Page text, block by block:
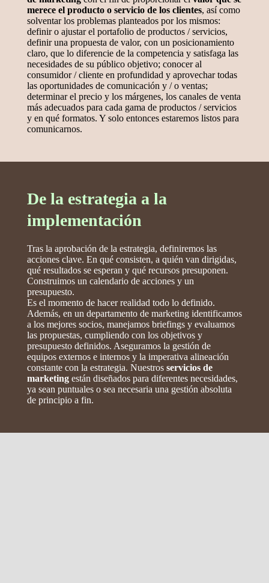
merece el producto o servicio de los clientes, así como
solventar los problemas planteados por los mismos:
definir o ajustar el portafolio de productos / servicios,
definir una propuesta de valor, con un posicionamiento
claro, que lo diferencie de la competencia y satisfaga las
necesidades de su público objetivo; conocer al
consumidor / cliente en profundidad y aprovechar todas
las oportunidades de comunicación y / o ventas;
determinar el precio y los márgenes, los canales de venta
más adecuados para cada gama de productos / servicios
y en qué formatos. Y solo entonces estaremos listos para
comunicarnos.
De la estrategia a la
implementación
Tras la aprobación de la estrategia, definiremos las
acciones clave. En qué consisten, a quién van dirigidas,
qué resultados se esperan y qué recursos presuponen.
Construimos un calendario de acciones y un
presupuesto.
Es el momento de hacer realidad todo lo definido.
Además, en un departamento de marketing identificamos
a los mejores socios, manejamos briefings y evaluamos
las propuestas, cumpliendo con los objetivos y
presupuesto definidos. Aseguramos la gestión de
equipos externos e internos y la imperativa alineación
constante con la estrategia. Nuestros servicios de
marketingestán diseñados para diferentes necesidades,
ya sean puntuales o sea necesaria una gestión absoluta
de principio a fin.